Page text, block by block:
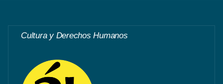
Cultura y Derechos Humanos